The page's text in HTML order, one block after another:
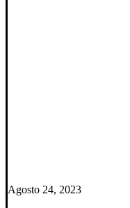
Agosto 24, 2023